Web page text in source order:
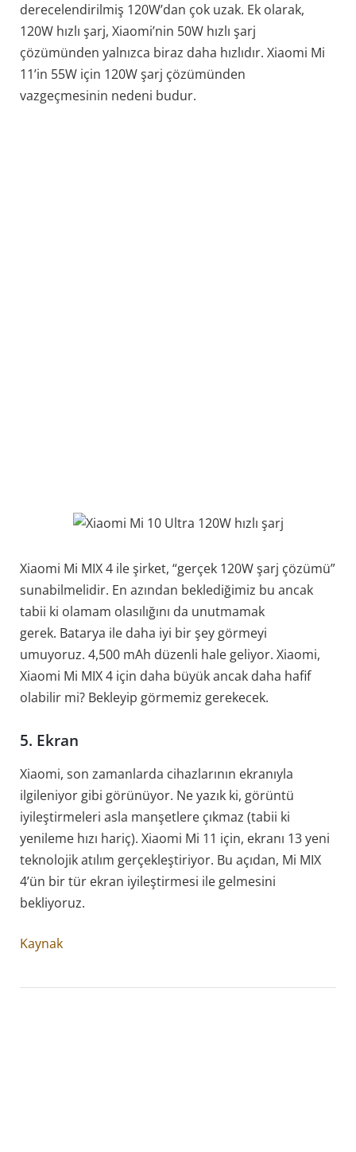
derecelendirilmiş 120W’dan çok uzak. Ek olarak,
120W hızlı şarj, Xiaomi’nin 50W hızlı şarj
çözümünden yalnızca biraz daha hızlıdır. Xiaomi Mi
11’in 55W için 120W şarj çözümünden
vazgeçmesinin nedeni budur.
Xiaomi Mi MIX 4 ile şirket, “gerçek 120W şarj çözümü”
sunabilmelidir. En azından beklediğimiz bu ancak
tabii ki olamam olasılığını da unutmamak
gerek. Batarya ile daha iyi bir şey görmeyi
umuyoruz. 4,500 mAh düzenli hale geliyor. Xiaomi,
Xiaomi Mi MIX 4 için daha büyük ancak daha hafif
olabilir mi? Bekleyip görmemiz gerekecek.
5. Ekran
Xiaomi, son zamanlarda cihazlarının ekranıyla
ilgileniyor gibi görünüyor. Ne yazık ki, görüntü
iyileştirmeleri asla manşetlere çıkmaz (tabii ki
yenileme hızı hariç). Xiaomi Mi 11 için, ekranı 13 yeni
teknolojik atılım gerçekleştiriyor. Bu açıdan, Mi MIX
4’ün bir tür ekran iyileştirmesi ile gelmesini
bekliyoruz.
Kaynak